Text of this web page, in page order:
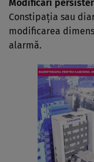
Modificări
Constipația sau
modificarea
alarmă.